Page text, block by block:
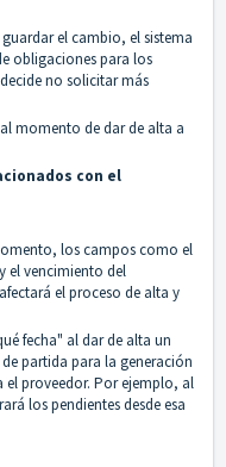
el cambio, el sistema
obligaciones para los
no solicitar más
momento de dar de alta a
con el
los campos como el
el vencimiento del
el proceso de alta y
fecha" al dar de alta un
partida para la generación
el proveedor. Por ejemplo, al
los pendientes desde esa